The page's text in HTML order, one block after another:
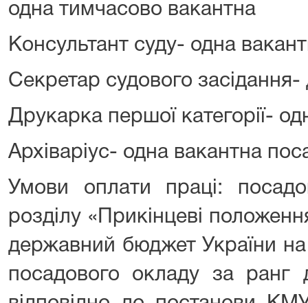
одна тимчасово вакантна
Консультант суду- одна
Секретар судового
Друкарка першої категорії-
Архіваріус- одна вакантна
Умови оплати праці:
розділу «Прикінцеві
державний бюджет України
посадового окладу за ранг